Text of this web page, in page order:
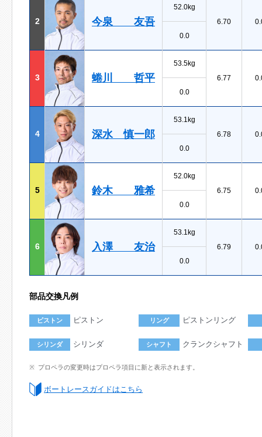
2 今泉 友吾
52.0kg
6.70
0.0
3 蜷川 哲平
53.5kg
6.77
0.0
4 深水 慎一郎
53.1kg
6.78
0.0
5 鈴木 雅希
52.0kg
6.75
0.0
6 入澤 友治
53.1kg
6.79
0.0
部品交換凡例
ピストン ピストン リング ピストンリング
シリンダ シリンダ シャフト クランクシャフト
プロペラの変更時はプロペラ項目に新と表示されます。
ボートレースガイドはこちら